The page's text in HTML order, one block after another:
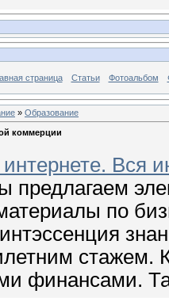
страница Статьи Фотоальбом
» Образование
коммерции
интернете. Вся
по
стажем.
финансами.